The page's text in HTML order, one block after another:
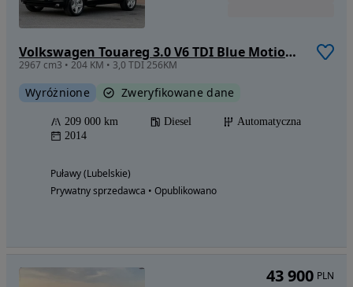
Volkswagen Touareg 3.0 V6 TDI Blue Motion DPF Automatik Edition X
2967 cm3 • 204 KM • 3,0 TDI 256KM
Wyróżnione Zweryfikowane dane
209 000 km Diesel
Automatyczna
2014
Puławy (Lubelskie)
Prywatny sprzedawca • Opublikowano
43 900 PLN